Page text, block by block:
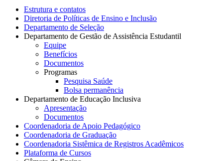
Estrutura e contatos
Diretoria de Políticas de Ensino e Inclusão
Departamento de Seleção
Departamento de Gestão de Assistência Estudantil
Equipe
Benefícios
Documentos
Programas
Pesquisa Saúde
Bolsa permanência
Departamento de Educação Inclusiva
Apresentação
Documentos
Coordenadoria de Apoio Pedagógico
Coordenadoria de Graduação
Coordenadoria Sistêmica de Registros Acadêmicos
Plataforma de Cursos